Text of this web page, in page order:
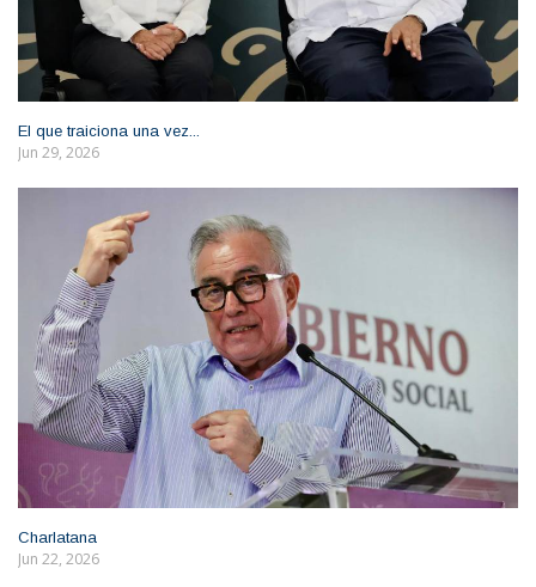
El que traiciona una vez...
Jun 29, 2026
Charlatana
Jun 22, 2026